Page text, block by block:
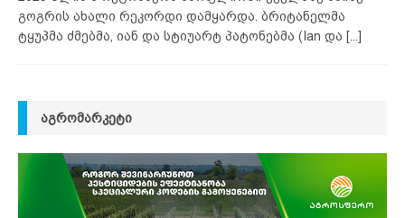
გოგრის ახალი რეკორდი დამყარდა. ბრიტანელმა
ტყუპმა ძმებმა, იან და სტიუარტ პატონებმა (Ian და [...]
ᲐᲒᲠᲝᲛᲐᲠᲙᲔᲢᲘ